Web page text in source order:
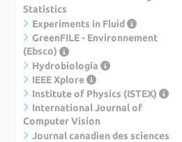
Statistics
Experiments in Fluid
GreenFILE - Environnement
(Ebsco)
Hydrobiologia
IEEE Xplore
Institute of Physics (ISTEX)
International Journal of
Computer Vision
Journal canadien des sciences